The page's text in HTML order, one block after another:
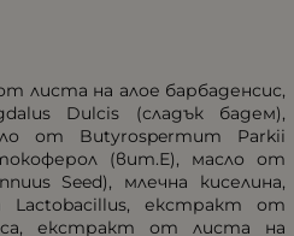
листа на алое барбаденсис,
Dulcis (сладък бадем),
от Butyrospermum Parkii
(вит.Е), масло от
Seed), млечна киселина,
екстракт от
екстракт от листа на